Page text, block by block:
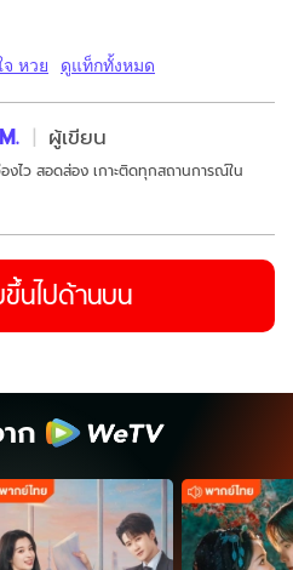
หวย ดูแท็กทั้งหมด
ผู้เขียน
งไว สอดส่อง เกาะติดทุกสถานการณ์ใน
นไปด้านบน
ก